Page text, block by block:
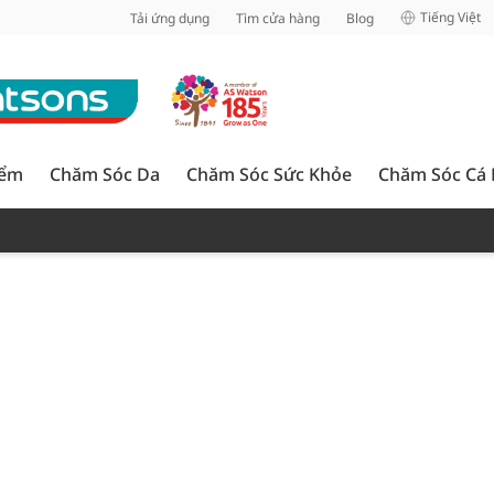
Tải ứng dụng Tìm cửa hàng Blog Tiếng Việt
Chăm Sóc Da Chăm Sóc Sức Khỏe Chăm Sóc Cá